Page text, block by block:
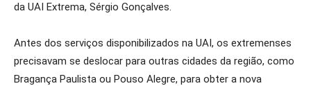
da UAI Extrema, Sérgio Gonçalves.
Antes dos serviços disponibilizados na UAI, os extremenses
precisavam se deslocar para outras cidades da região, como
Bragança Paulista ou Pouso Alegre, para obter a nova